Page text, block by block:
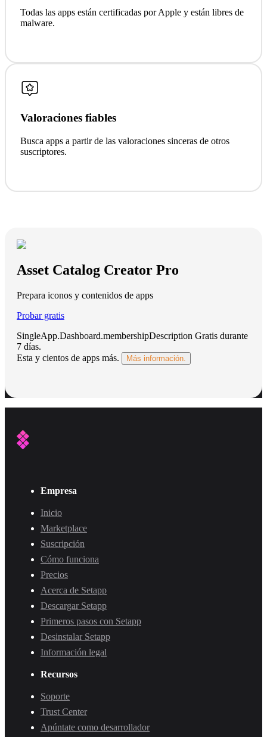
Todas las apps están certificadas por Apple y están libres de
malware.
Valoraciones fiables
Busca apps a partir de las valoraciones sinceras de otros
suscriptores.
Asset Catalog Creator Pro
Prepara iconos y contenidos de apps
Probar gratis
SingleApp.Dashboard.membershipDescription Gratis durante
7 días.
Esta y cientos de apps más.
Más información.
Empresa
Inicio
Marketplace
Suscripción
Cómo funciona
Precios
Acerca de Setapp
Descargar Setapp
Primeros pasos con Setapp
Desinstalar Setapp
Información legal
Recursos
Soporte
Trust Center
Apúntate como desarrollador